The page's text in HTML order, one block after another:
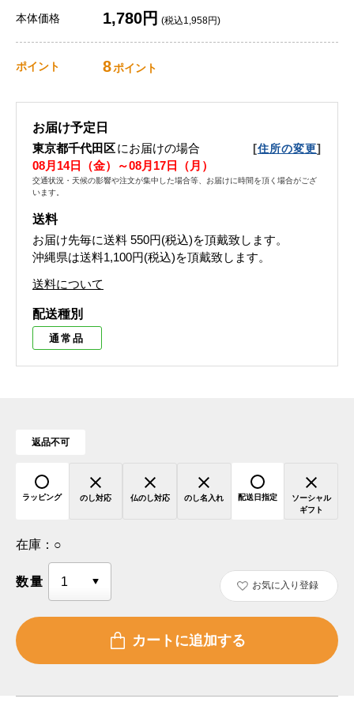
本体価格 1,780円 (税込1,958円)
ポイント 8ポイント
お届け予定日
東京都千代田区にお届けの場合 [住所の変更]
08月14日（金）～08月17日（月）
交通状況・天候の影響や注文が集中した場合等、お届けに時間を頂く場合がござ
います。
送料
お届け先毎に送料 550円(税込)を頂戴致します。
沖縄県は送料1,100円(税込)を頂戴致します。
送料について
配送種別
通常品
返品不可
ラッピング のし対応 仏のし対応 のし名入れ 配送日指定
ソーシャル
ギフト
在庫： ○
数量 お気に入り登録